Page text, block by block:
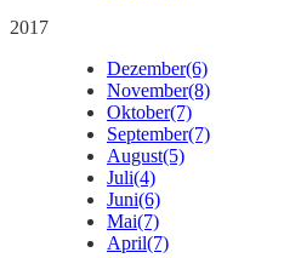
2017
Dezember(6)
November(8)
Oktober(7)
September(7)
August(5)
Juli(4)
Juni(6)
Mai(7)
April(7)